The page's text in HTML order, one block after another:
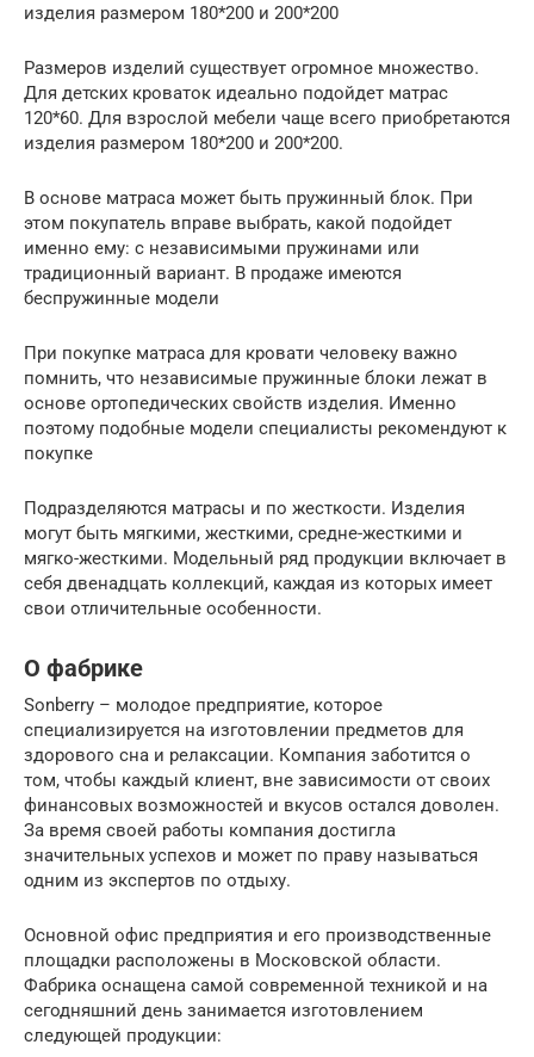
изделия размером 180*200 и 200*200
Размеров изделий существует огромное множество.
Для детских кроваток идеально подойдет матрас
120*60. Для взрослой мебели чаще всего приобретаются
изделия размером 180*200 и 200*200.
В основе матраса может быть пружинный блок. При
этом покупатель вправе выбрать, какой подойдет
именно ему: с независимыми пружинами или
традиционный вариант. В продаже имеются
беспружинные модели
При покупке матраса для кровати человеку важно
помнить, что независимые пружинные блоки лежат в
основе ортопедических свойств изделия. Именно
поэтому подобные модели специалисты рекомендуют к
покупке
Подразделяются матрасы и по жесткости. Изделия
могут быть мягкими, жесткими, средне-жесткими и
мягко-жесткими. Модельный ряд продукции включает в
себя двенадцать коллекций, каждая из которых имеет
свои отличительные особенности.
О фабрике
Sonberry – молодое предприятие, которое
специализируется на изготовлении предметов для
здорового сна и релаксации. Компания заботится о
том, чтобы каждый клиент, вне зависимости от своих
финансовых возможностей и вкусов остался доволен.
За время своей работы компания достигла
значительных успехов и может по праву называться
одним из экспертов по отдыху.
Основной офис предприятия и его производственные
площадки расположены в Московской области.
Фабрика оснащена самой современной техникой и на
сегодняшний день занимается изготовлением
следующей продукции: